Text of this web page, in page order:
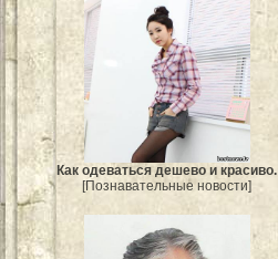
Как одеваться дешево и красиво.
[Познавательные новости]